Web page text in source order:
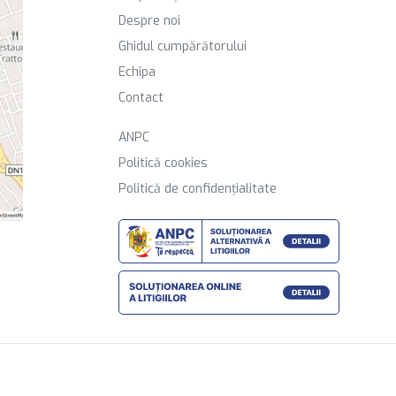
Despre noi
Ghidul cumpărătorului
Echipa
Contact
ANPC
Politică cookies
Politică de confidențialitate